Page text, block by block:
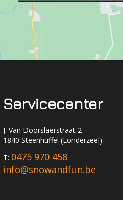
Servicecenter
J. Van Doorslaerstraat 2
1840 Steenhuffel (Londerzeel)
T: 0475 970 458
info@snowandfun.be